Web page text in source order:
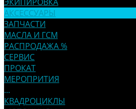
АКСЕССУАРЫ
ЗАПЧАСТИ
МАСЛА И ГСМ
РАСПРОДАЖА %
СЕРВИС
ПРОКАТ
МЕРОПРИТИЯ
...
КВАДРОЦИКЛЫ